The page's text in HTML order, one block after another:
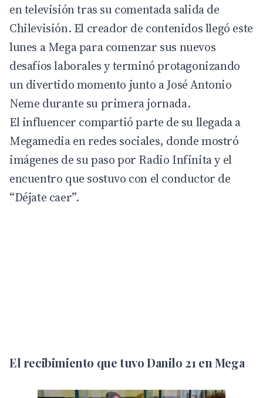
en televisión tras su comentada salida de
Chilevisión. El creador de contenidos llegó este
lunes a Mega para comenzar sus nuevos
desafíos laborales y terminó protagonizando
un divertido momento junto a José Antonio
Neme durante su primera jornada.
El influencer compartió parte de su llegada a
Megamedia en redes sociales, donde mostró
imágenes de su paso por Radio Infinita y el
encuentro que sostuvo con el conductor de
“Déjate caer”.
El recibimiento que tuvo Danilo 21 en Mega